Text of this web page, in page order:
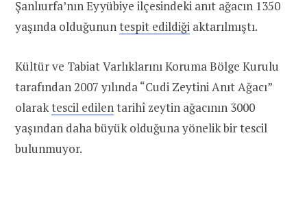
Şanlıurfa’nın Eyyübiye ilçesindeki anıt ağacın 1350
yaşında olduğununtespit edildiği aktarılmıştı.
Kültür ve Tabiat Varlıklarını Koruma Bölge Kurulu
tarafından 2007 yılında “Cudi Zeytini Anıt Ağacı”
olaraktescil edilentarihî zeytin ağacının 3000
yaşından daha büyük olduğuna yönelik bir tescil
bulunmuyor.